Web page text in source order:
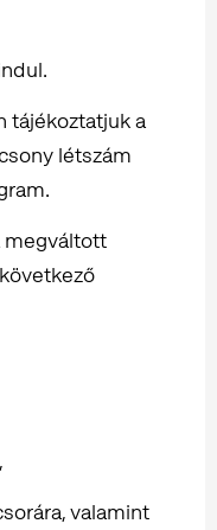
tájékoztatjuk a
létszám
megváltott
valamint